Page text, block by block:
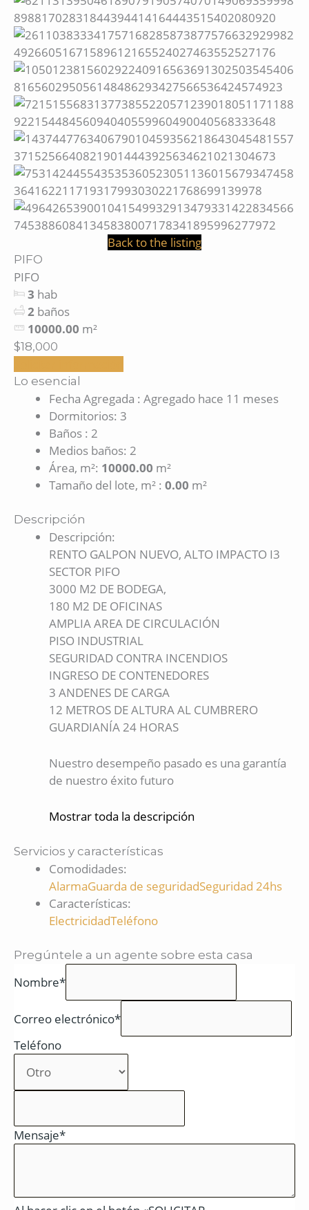
Back to the listing
PIFO
PIFO
3 hab
2 baños
10000.00 m²
$18,000
Lo esencial
Fecha Agregada : Agregado hace 11 meses
Dormitorios: 3
Baños : 2
Medios baños: 2
Área, m²: 10000.00 m²
Tamaño del lote, m² : 0.00 m²
Descripción
Descripción:
RENTO GALPON NUEVO, ALTO IMPACTO I3
SECTOR PIFO
3000 M2 DE BODEGA,
180 M2 DE OFICINAS
AMPLIA AREA DE CIRCULACIÓN
PISO INDUSTRIAL
SEGURIDAD CONTRA INCENDIOS
INGRESO DE CONTENEDORES
3 ANDENES DE CARGA
12 METROS DE ALTURA AL CUMBRERO
GUARDIANÍA 24 HORAS
Nuestro desempeño pasado es una garantía
de nuestro éxito futuro
Mostrar toda la descripción
Servicios y características
Comodidades:
AlarmaGuarda de seguridadSeguridad 24hs
Características:
ElectricidadTeléfono
Pregúntele a un agente sobre esta casa
Nombre*
Correo electrónico*
Teléfono
Mensaje*